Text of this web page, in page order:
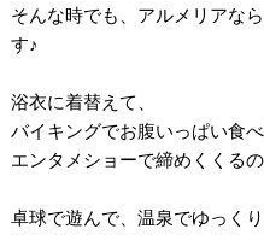
そんな時でも、アルメリアな
す♪
浴衣に着替えて、
バイキングでお腹いっぱい食
エンタメショーで締めくくる
卓球で遊んで、温泉でゆっくり